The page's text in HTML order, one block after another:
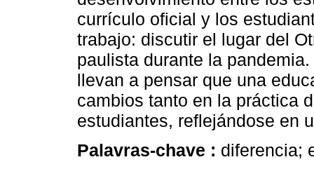
currículo oficial y los
trabajo: discutir el lugar del
paulista durante la
llevan a pensar que una
cambios tanto en la práctica
estudiantes, reflejándose en
Palavras-chave : diferencia;